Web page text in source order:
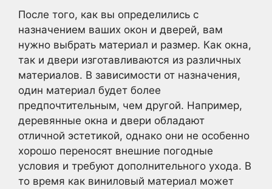
После того, как вы определились с
назначением ваших окон и дверей, вам
нужно выбрать материал и размер. Как окна,
так и двери изготавливаются из различных
материалов. В зависимости от назначения,
один материал будет более
предпочтительным, чем другой. Например,
деревянные окна и двери обладают
отличной эстетикой, однако они не особенно
хорошо переносят внешние погодные
условия и требуют дополнительного ухода. В
то время как виниловый материал может